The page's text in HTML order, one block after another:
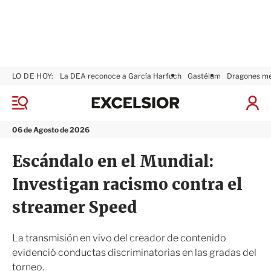
M
n
06 de Agosto de 2026
LO DE HOY: La DEA reconoce a García Harfuch Gastélum Dragones
I
x
s
i
r
Escándalo en el Mundial:
Investigan racismo contra el
streamer Speed
La transmisión en vivo del creador de contenido
evidenció conductas discriminatorias en las gradas del
torneo.